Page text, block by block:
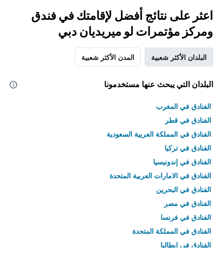
اعثر على نتائج أفضل لإقامتك في فندق
ومركز مؤتمرات لو ميريديان دبي
البلدان الأكثر شعبية المدن الأكثر شعبية
البلدان التي يبحث عنها مستخدمونا
الفنادق في المغرب
الفنادق في قطر
الفنادق في المملكة العربية السعودية
الفنادق في تركيا
الفنادق في إندونيسيا
الفنادق في الامارات العربية المتحدة
الفنادق في البحرين
الفنادق في مصر
الفنادق في فرنسا
الفنادق في المملكة المتحدة
الفنادق في إيطاليا